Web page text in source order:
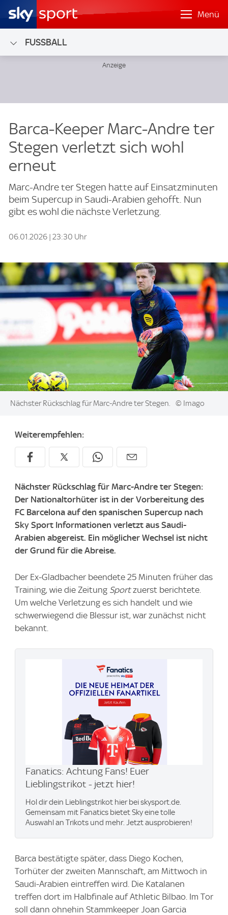
Menü
FUSSBALL
Barca-Keeper Marc-Andre ter
Stegen verletzt sich wohl
erneut
Marc-Andre ter Stegen hatte auf Einsatzminuten
beim Supercup in Saudi-Arabien gehofft. Nun
gibt es wohl die nächste Verletzung.
06.01.2026 | 23:30 Uhr
Image:
Nächster Rückschlag für Marc-Andre ter Stegen. © Imago
Weiterempfehlen:
Nächster Rückschlag für Marc-Andre ter Stegen:
Der Nationaltorhüter ist in der Vorbereitung des
FC Barcelona auf den spanischen Supercup nach
Sky Sport Informationen verletzt aus Saudi-
Arabien abgereist. Ein möglicher Wechsel ist nicht
der Grund für die Abreise.
Der Ex-Gladbacher beendete 25 Minuten früher das
Training, wie die Zeitung Sportzuerst berichtete.
Um welche Verletzung es sich handelt und wie
schwerwiegend die Blessur ist, war zunächst nicht
bekannt.
Fanatics: Achtung Fans! Euer
Lieblingstrikot - jetzt hier!
Hol dir dein Lieblingstrikot hier bei skysport.de.
Gemeinsam mit Fanatics bietet Sky eine tolle
Auswahl an Trikots und mehr. Jetzt ausprobieren!
Barca bestätigte später, dass Diego Kochen,
Torhüter der zweiten Mannschaft, am Mittwoch in
Saudi-Arabien eintreffen wird. Die Katalanen
treffen dort im Halbfinale auf Athletic Bilbao. Im Tor
soll dann ohnehin Stammkeeper Joan Garcia